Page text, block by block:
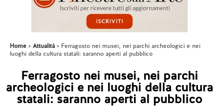
Home Attualità
Ferragosto nei musei, nei parchi archeologici e nei
luoghi della cultura statali: saranno aperti al pubblico
Ferragosto nei musei, nei parchi
archeologici e nei luoghi della cultura
statali: saranno aperti al pubblico